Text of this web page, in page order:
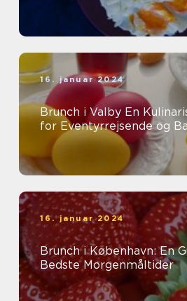
16. januar 2024
Brunch i Valby En Kulinarisk Oplevelse
for Eventyrrejsende og
16. januar 2024
Brunch i København: En
Bedste Morgenmåltider